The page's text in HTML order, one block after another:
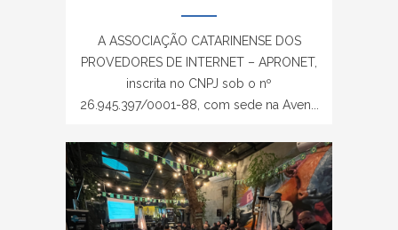
A ASSOCIAÇÃO CATARINENSE DOS
PROVEDORES DE INTERNET – APRONET,
inscrita no CNPJ sob o nº
26.945.397/0001-88, com sede na Aven...